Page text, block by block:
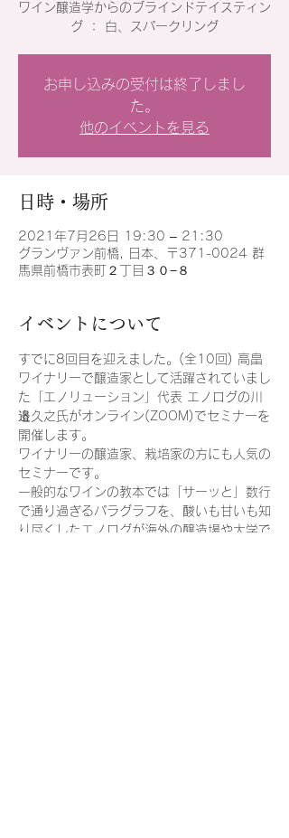
ワイン醸造学からのブラインドテイスティン
お申し込みの受付は終了しまし
た。
他のイベントを見る
日時・場所
2021年7月26日 19:30 – 21:30
グランヴァン前橋, 日本、〒371-0024 群
馬県前橋市表町２丁目３０−８
イベントについて
すでに8回目を迎えました。(全10回) 高畠
ワイナリーで醸造家として活躍されていまし
た「エノリューション」代表 エノログの川
邉久之氏がオンライン(ZOOM)でセミナーを
開催します。
ワイナリーの醸造家、栽培家の方にも人気の
セミナーです。
一般的なワインの教本では「サーッと」数行
で通り過ぎるパラグラフを、酸いも甘いも知
り尽くしたエノログが海外の醸造場や大学で